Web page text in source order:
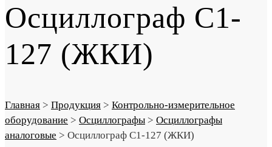
Осциллограф С1-
127 (ЖКИ)
Главная > Продукция > Контрольно-измерительное
оборудование > Осциллографы > Осциллографы
аналоговые > Осциллограф С1-127 (ЖКИ)